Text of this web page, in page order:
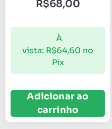
R$68,00
À
vista: R$64,60 no
Pix
Adicionar ao
carrinho